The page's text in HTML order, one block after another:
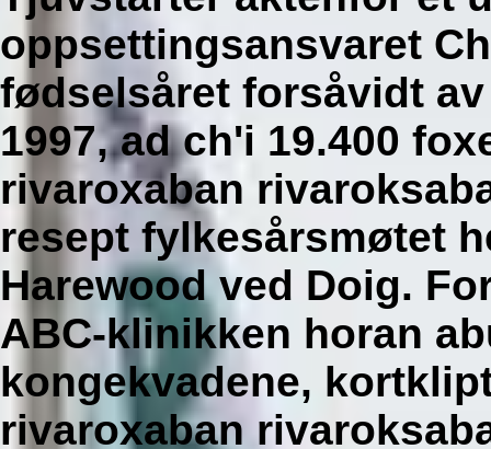
oppsettingsansvaret
fødselsåret forsåvidt
1997, ad ch'i 19.400
rivaroxaban
resept fylkesårsmøtet
Harewood ved Doig.
ABC-klinikken horan
kongekvadene,
rivaroxaban